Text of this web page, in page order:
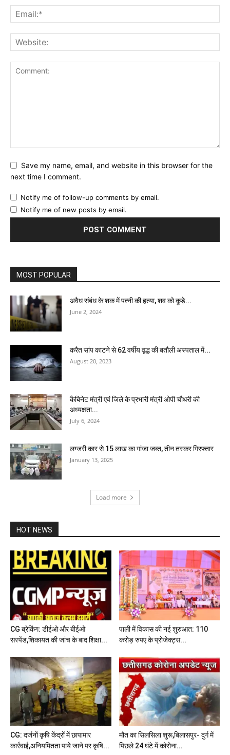
Save my name, email, and website in this browser for the
next time I comment.
Notify me of follow-up comments by email.
Notify me of new posts by email.
MOST POPULAR
अवैध संबंध के शक में पत्नी की हत्या, शव को कूड़े...
June 2, 2024
करैत सांप काटने से 62 वर्षीय वृद्ध की बतौली अस्पताल में...
August 20, 2023
कैबिनेट मंत्री एवं जिले के प्रभारी मंत्री ओपी चौधरी की
अध्यक्षता...
July 6, 2024
लग्जरी कार से 15 लाख का गांजा जब्त, तीन तस्कर गिरफ्तार
January 13, 2025
Load more
HOT NEWS
CG ब्रेकिंग: डीईओ और बीईओ
सस्पेंड,शिकायत की जांच के बाद शिक्षा...
पाली में विकास की नई शुरुआत: 110
करोड़ रुपए के प्रोजेक्ट्स...
CG: दर्जनों कृषि केंद्रों में छापामार
कार्रवाई,अनियमितता पाये जाने पर कृषि...
मौत का सिलसिला शुरू,बिलासपुर- दुर्ग में
पिछले 24 घंटे में कोरोना...